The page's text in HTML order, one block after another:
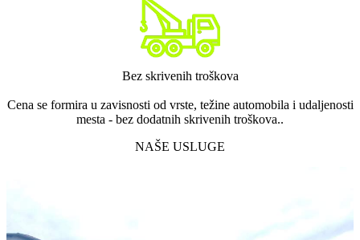
Bez skrivenih troškova
Cena se formira u zavisnosti od vrste, težine automobila i udaljenosti
mesta - bez dodatnih skrivenih troškova..
NAŠE USLUGE